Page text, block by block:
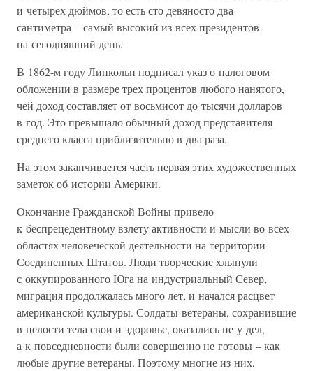
и четырех дюймов, то есть сто девяносто два
сантиметра – самый высокий из всех президентов
на сегодняшний день.
В 1862-м году Линкольн подписал указ о налоговом
обложении в размере трех процентов любого нанятого,
чей доход составляет от восьмисот до тысячи долларов
в год. Это превышало обычный доход представителя
среднего класса приблизительно в два раза.
На этом заканчивается часть первая этих художественных
заметок об истории Америки.
Окончание Гражданской Войны привело
к беспрецедентному взлету активности и мысли во всех
областях человеческой деятельности на территории
Соединенных Штатов. Люди творческие хлынули
с оккупированного Юга на индустриальный Север,
миграция продолжалась много лет, и начался расцвет
американской культуры. Солдаты-ветераны, сохранившие
в целости тела свои и здоровье, оказались не у дел,
а к повседневности были совершенно не готовы – как
любые другие ветераны. Поэтому многие из них,